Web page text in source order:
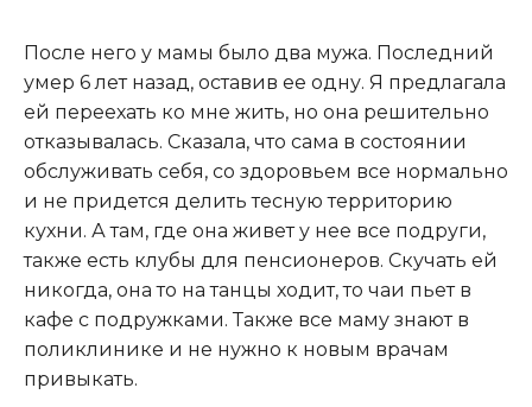
После него у мамы было два мужа. Последний
умер 6 лет назад, оставив ее одну. Я предлагала
ей переехать ко мне жить, но она решительно
отказывалась. Сказала, что сама в состоянии
обслуживать себя, со здоровьем все нормально
и не придется делить тесную территорию
кухни. А там, где она живет у нее все подруги,
также есть клубы для пенсионеров. Скучать ей
никогда, она то на танцы ходит, то чаи пьет в
кафе с подружками. Также все маму знают в
поликлинике и не нужно к новым врачам
привыкать.